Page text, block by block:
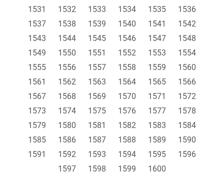
1531
1532 1533 1534 1535
1536
1537
1538 1539 1540 1541
1542
1543
1544 1545 1546 1547
1548
1549
1550 1551 1552 1553
1554
1555
1556 1557 1558 1559
1560
1561
1562 1563 1564 1565
1566
1567
1568 1569 1570 1571
1572
1573
1574 1575 1576 1577
1578
1579
1580 1581 1582 1583
1584
1585
1586 1587 1588 1589
1590
1591
1592 1593 1594 1595
1596
1597
1598 1599 1600